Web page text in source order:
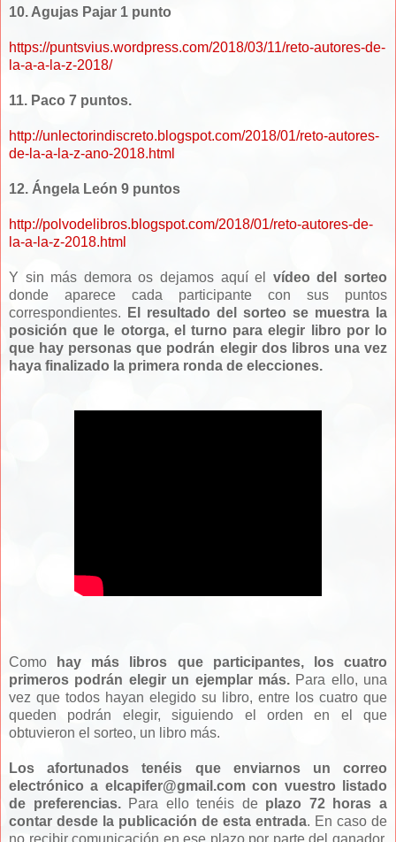
10. Agujas Pajar 1 punto
https://puntsvius.wordpress.com/2018/03/11/reto-autores-de-
la-a-a-la-z-2018/
11. Paco 7 puntos.
http://unlectorindiscreto.blogspot.com/2018/01/reto-autores-
de-la-a-la-z-ano-2018.html
12. Ángela León 9 puntos
http://polvodelibros.blogspot.com/2018/01/reto-autores-de-
la-a-la-z-2018.html
Y sin más demora os dejamos aquí el vídeo del sorteo
donde aparece cada participante con sus puntos
correspondientes.
El resultado del sorteo se muestra la
posición que le otorga, el turno para elegir libro por lo
que hay personas que podrán elegir dos libros una vez
haya finalizado la primera ronda de elecciones.
Como
hay más libros que participantes, los cuatro
primeros podrán elegir un ejemplar más. Para ello, una
vez que todos hayan elegido su libro, entre los cuatro que
queden podrán elegir, siguiendo el orden en el que
obtuvieron el sorteo, un libro más.
Los afortunados tenéis que enviarnos un correo
electrónico a elcapifer@gmail.com con vuestro listado
de preferencias.Para ello tenéis de plazo 72 horas a
contar desde la publicación de esta entrada. En caso de